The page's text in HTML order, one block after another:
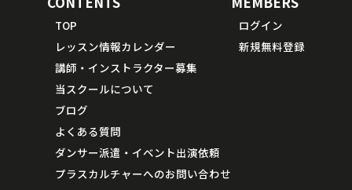
TOP
レッスン情報カレンダー
講師・インストラクター募集
当スクールについて
ブログ
よくある質問
ダンサー派遣・イベント出演依頼
プラスカルチャーへのお問い合わせ
ログイン
新規無料登録